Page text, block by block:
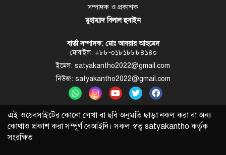
সম্পাদক ও প্রকাশক
মুহাম্মাদ বিলাল হুসাইন
বার্তা সম্পাদক: মোঃ আবরার আহমেদ
মোবাইল: +৮৮-০১৮১৮৮৮৪১৪০
ইমেল: satyakantho2022@gmail.com
নিউজ: satyakantho2022@gmail.com
এই ওয়েবসাইটের কোনো লেখা বা ছবি অনুমতি ছাড়া নকল করা বা অন্য
কোথাও প্রকাশ করা সম্পূর্ণ বেআইনি। সকল স্বত্ব satyakantho কর্তৃক
সংরক্ষিত